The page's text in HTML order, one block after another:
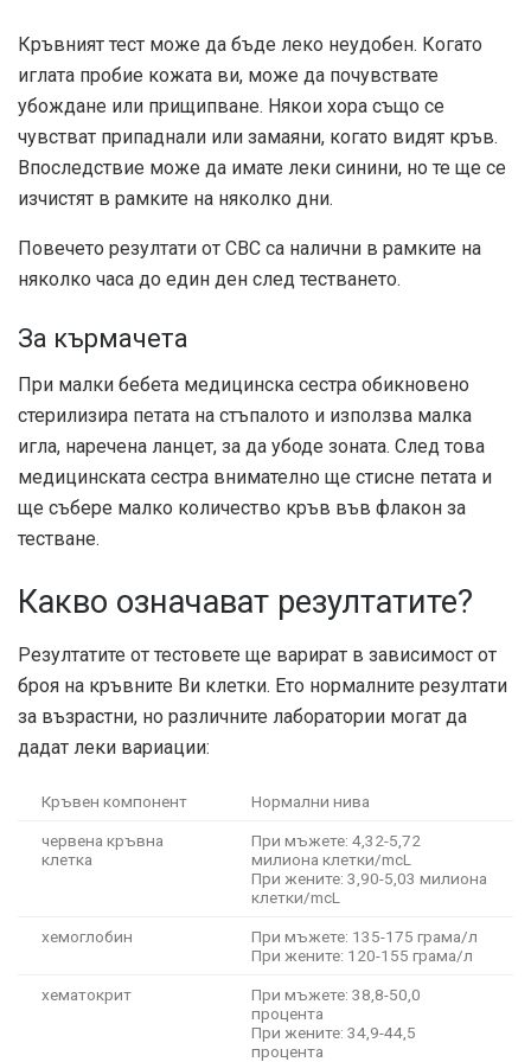
Кръвният тест може да бъде леко неудобен. Когато
иглата пробие кожата ви, може да почувствате
убождане или прищипване. Някои хора също се
чувстват припаднали или замаяни, когато видят кръв.
Впоследствие може да имате леки синини, но те ще се
изчистят в рамките на няколко дни.
Повечето резултати от CBC са налични в рамките на
няколко часа до един ден след тестването.
За кърмачета
При малки бебета медицинска сестра обикновено
стерилизира петата на стъпалото и използва малка
игла, наречена ланцет, за да убоде зоната. След това
медицинската сестра внимателно ще стисне петата и
ще събере малко количество кръв във флакон за
тестване.
Какво означават резултатите?
Резултатите от тестовете ще варират в зависимост от
броя на кръвните Ви клетки. Ето нормалните резултати
за възрастни, но различните лаборатории могат да
дадат леки вариации:
Кръвен компонент Нормални нива
червена кръвна
клетка
При мъжете: 4,32-5,72
милиона клетки/mcL
При жените: 3,90-5,03 милиона
клетки/mcL
хемоглобин
При мъжете: 135-175 грама/л
При жените: 120-155 грама/л
хематокрит
При мъжете: 38,8-50,0
процента
При жените: 34,9-44,5
процента